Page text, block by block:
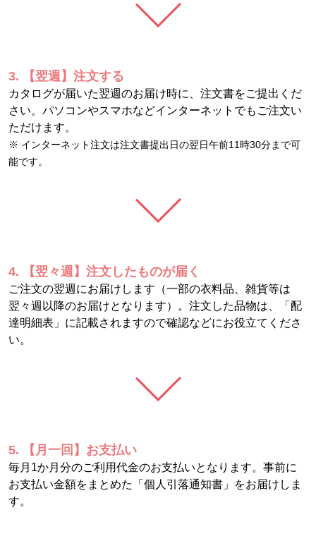
3. 【翌週】注文する
カタログが届いた翌週のお届け時に、注文書をご提出くだ
さい。パソコンやスマホなどインターネットでもご注文い
ただけます。
※ インターネット注文は注文書提出日の翌日午前11時30分まで可
能です。
4. 【翌々週】注文したものが届く
ご注文の翌週にお届けします（一部の衣料品、雑貨等は
翌々週以降のお届けとなります）。注文した品物は、「配
達明細表」に記載されますので確認などにお役立てくださ
い。
5. 【月一回】お支払い
毎月1か月分のご利用代金のお支払いとなります。事前に
お支払い金額をまとめた「個人引落通知書」をお届けしま
す。